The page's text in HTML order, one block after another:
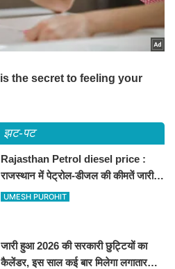
झट-पट
Rajasthan Petrol diesel price :
राजस्थान में पेट्रोल-डीजल की कीमतें जारी,
जानिए बीकानेर समेत पुरे प्रदेश में नए रेट
UMESH PUROHIT
जारी हुआ 2026 की सरकारी छुट्टियों का
कैलेंडर, इस साल कई बार मिलेगा लगातार